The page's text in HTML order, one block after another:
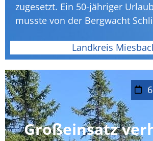
zugesetzt. Ein 50-jähriger
musste von der Bergwacht
Landkreis
Großeinsatz